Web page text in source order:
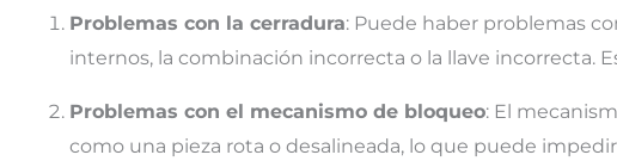
Problemas con la cerradura: Puede haber problemas
internos, la combinación incorrecta o la llave incorrecta.
Problemas con el mecanismo de bloqueo: El
como una pieza rota o desalineada, lo que puede